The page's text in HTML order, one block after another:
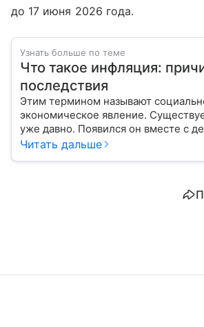
до 17 июня 2026 года.
Узнать больше по теме
Что такое инфляция:
последствия
Этим термином называют
экономическое явление.
уже давно. Появился он вместе с
что эти составляющие неразрывно
Читать дальше